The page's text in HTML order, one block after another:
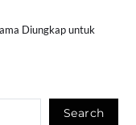
Diungkap untuk
Search